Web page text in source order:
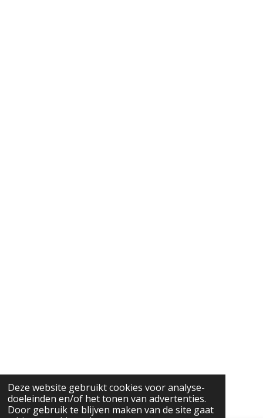
Deze website gebruikt cookies voor analyse-
doeleinden en/of het tonen van advertenties.
Door gebruik te blijven maken van de site gaat